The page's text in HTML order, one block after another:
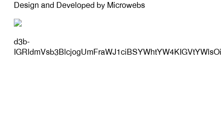
Design and Developed by Microwebs
d3b-